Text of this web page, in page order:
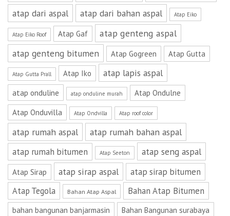
atap dari aspal atap dari bahan aspal Atap Eiko
Atap Eiko Roof Atap Gaf
atap genteng aspal
atap genteng bitumen
Atap Gogreen Atap Gutta
Atap Gutta Prall Atap Iko atap lapis aspal
atap onduline atap onduline murah
Atap Ondulne
Atap Onduvilla
Atap Ondvilla Atap roof color
atap rumah aspal atap rumah bahan aspal
atap rumah bitumen Atap Seeton atap seng aspal
Atap Sirap atap sirap aspal
atap sirap bitumen
Atap Tegola
Bahan Atap Aspal Bahan Atap Bitumen
bahan bangunan banjarmasin Bahan Bangunan surabaya